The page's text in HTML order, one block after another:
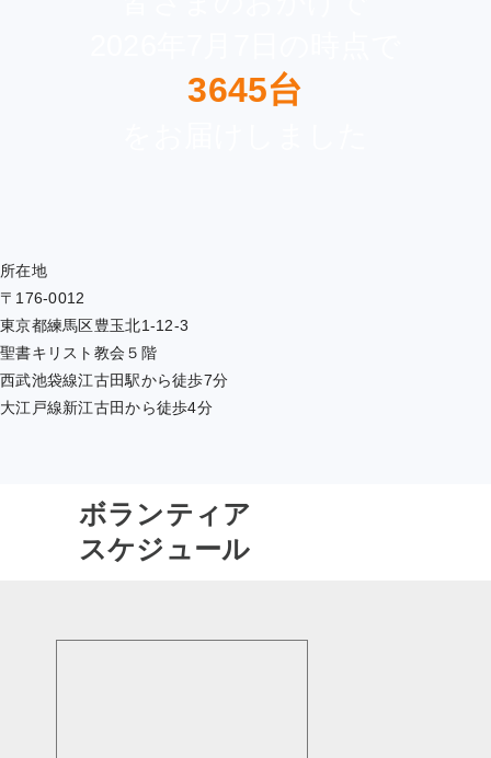
3645台
所在地
〒176-0012
東京都練馬区豊玉北1-12-3
聖書キリスト教会５階
西武池袋線江古田駅から徒歩7分
大江戸線新江古田から徒歩4分
ボランティア
スケジュール